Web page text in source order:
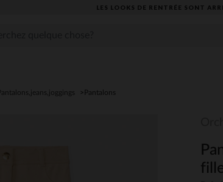
LES LOOKS DE RENTRÉE SONT
Pantalons,jeans,joggings Pantalons